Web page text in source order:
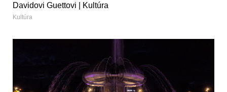
Davidovi Guettovi | Kultúra
Kultúra